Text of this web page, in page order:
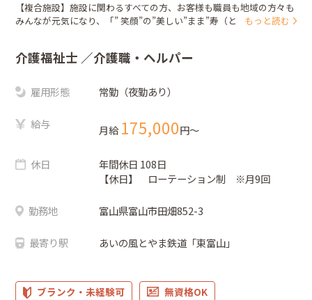
【複合施設】施設に関わるすべての方、お客様も職員も地域の方々も
みんなが元気になり、「” 笑顔”の”美しい”まま”寿（とし）”を重ね...
もっと読む
介護福祉士 ／介護職・ヘルパー
雇用形態 常勤（夜勤あり）
給与 月給 175,000円〜
休日
年間休日 108日
【休日】 ローテーション制 ※月9回
勤務地 富山県富山市田畑852-3
最寄り駅 あいの風とやま鉄道「東富山」
ブランク・未経験可 無資格OK